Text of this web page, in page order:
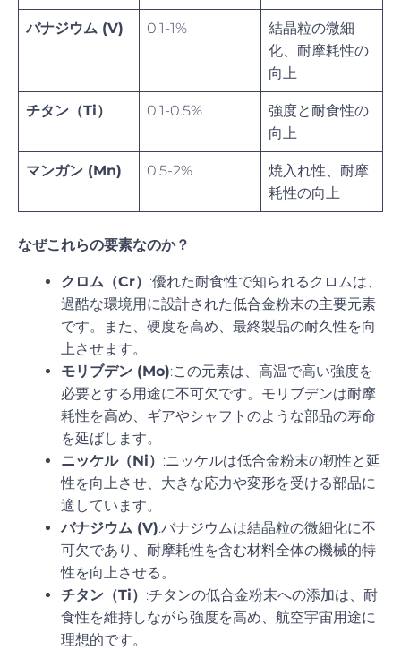
バナジウム (V) 0.1-1%
結晶粒の微細
化、耐摩耗性の
向上
チタン（Ti） 0.1-0.5%
強度と耐食性の
向上
マンガン (Mn) 0.5-2%
焼入れ性、耐摩
耗性の向上
なぜこれらの要素なのか？
クロム（Cr） :優れた耐食性で知られるクロムは、
過酷な環境用に設計された低合金粉末の主要元素
です。また、硬度を高め、最終製品の耐久性を向
上させます。
モリブデン (Mo):この元素は、高温で高い強度を
必要とする用途に不可欠です。モリブデンは耐摩
耗性を高め、ギアやシャフトのような部品の寿命
を延ばします。
ニッケル（Ni） :ニッケルは低合金粉末の靭性と延
性を向上させ、大きな応力や変形を受ける部品に
適しています。
バナジウム (V):バナジウムは結晶粒の微細化に不
可欠であり、耐摩耗性を含む材料全体の機械的特
性を向上させる。
チタン（Ti） :チタンの低合金粉末への添加は、耐
食性を維持しながら強度を高め、航空宇宙用途に
理想的です。